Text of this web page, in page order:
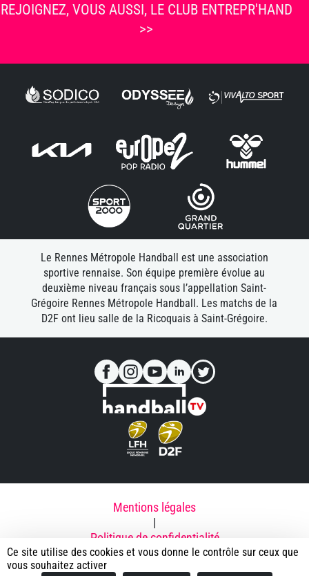
REJOIGNEZ, VOUS AUSSI, LE CLUB ENTREPR'HAND
>>
Le Rennes Métropole Handball est une association
sportive rennaise. Son équipe première évolue au
deuxième niveau français sous l’appellation Saint-
Grégoire Rennes Métropole Handball. Les matchs de la
D2F ont lieu salle de la Ricoquais à Saint-Grégoire.
Mentions légales
|
Politique de confidentialité
|
Ce site utilise des cookies et vous donne le contrôle sur ceux que
vous souhaitez activer